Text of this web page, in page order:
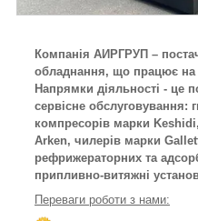
Компанія АИРГРУП –
обладнання, що працює на
Напрямки діяльності - це
сервісне обслуговування:
компресорів марки
Arken, чилерів марки
рефрижераторних та
припливно-витяжні
Переваги роботи з нами: